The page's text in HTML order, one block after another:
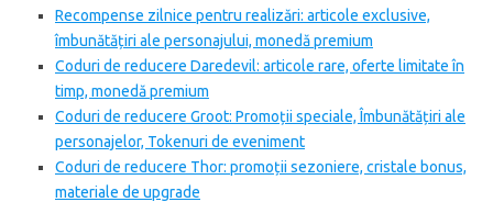
Recompense zilnice pentru realizări: articole exclusive,
îmbunătățiri ale personajului, monedă premium
Coduri de reducere Daredevil: articole rare, oferte limitate în
timp, monedă premium
Coduri de reducere Groot: Promoții speciale, Îmbunătățiri ale
personajelor, Tokenuri de eveniment
Coduri de reducere Thor: promoții sezoniere, cristale bonus,
materiale de upgrade